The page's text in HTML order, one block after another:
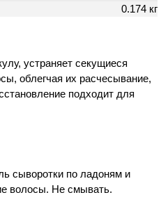
0.174 кг
устраняет секущиеся
облегчая их расчесывание,
подходит для
сыворотки по ладоням и
волосы. Не смывать.